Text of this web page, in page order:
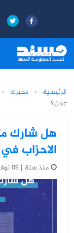
الرئيسية › مفبرك ›
عدن؟
هل شارك
الاحزاب
منذ سنة | 09 نوفمبر 2024